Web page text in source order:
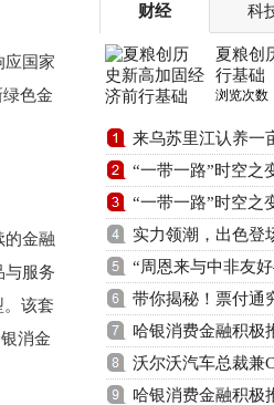
应国家
色金
的金融
与服务
该套
消金
财经 科
夏粮创
行基础
浏览次数
来乌苏里江认养一
“一带一路”时空之
“一带一路”时空之
实力领潮，出色登
“周恩来与中非友
带你揭秘！票付通
哈银消费金融积极
沃尔沃汽车总裁兼
哈银消费金融积极